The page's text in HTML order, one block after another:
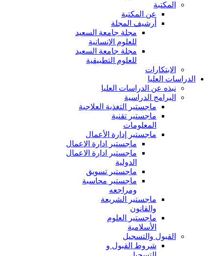
المكتبة
عن المكتبة
أرشيف المجلة
مجلة جامعة السعيد
للعلوم الإنسانية
مجلة جامعة السعيد
للعلوم التطبيقية
الابتكارات
الدراسات العليا
نبذه عن الدراسات العليا
البرامج الدراسية
ماجستير التغذية العلاجية
ماجستير تقنية
المعلومات
ماجستير إدارة الأعمال
ماجستير ادارة الاعمال
ماجستير ادارة الاعمال
الدولية
ماجستير تسويق
ماجستير محاسبة
ومراجعه
ماجستير الشريعة
والقانون
ماجستير العلوم
الأسلامية
القبول والتسجيل
شروط القبول و